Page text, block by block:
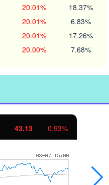
20.01% 18.37%
20.01% 6.83%
20.01% 17.26%
20.00% 7.68%
43.13 0.93%